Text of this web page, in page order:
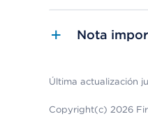
Nota
Última actualización
Copyright(c) 2026